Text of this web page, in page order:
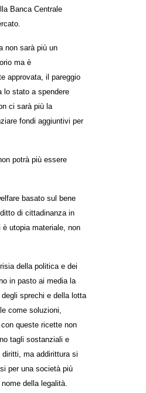
Banca Centrale
non sarà più un
ma è
approvata, il pareggio
lo stato a spendere
ci sarà più la
fondi aggiuntivi per
potrà più essere
basato sul bene
di cittadinanza in
utopia materiale, non
della politica e dei
in pasto ai media la
sprechi e della lotta
come soluzioni,
queste ricette non
tagli sostanziali e
ma addirittura si
per una società più
della legalità.